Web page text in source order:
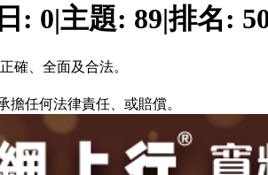
: 0|主題: 89|排名:
確、全面及合法。
任何法律責任、或賠償。